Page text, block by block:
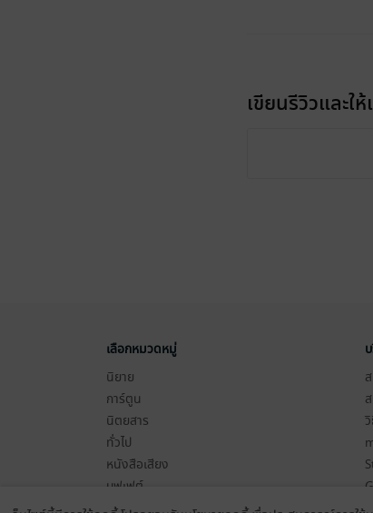
เขียนรีวิวและใ
เลือกหมวดหมู่
นิยาย
การ์ตูน
นิตยสาร
ทั่วไป
หนังสือเสียง
บุฟเฟต์